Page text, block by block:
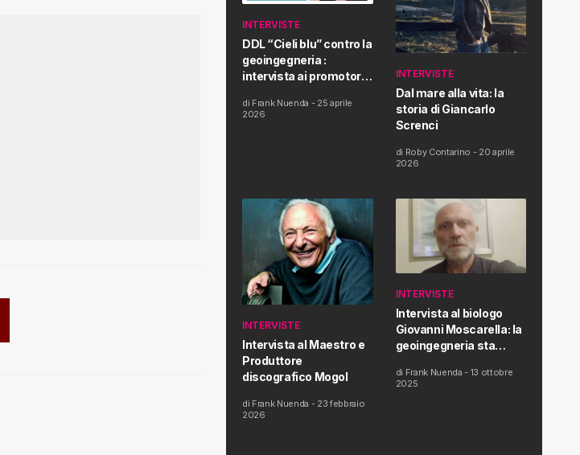
INTERVISTE
DDL “Cieli blu” contro la
geoingegneria :
intervista ai promotori
Proposta di Legge
di Frank Nuenda - 25 aprile
2026
INTERVISTE
Dal mare alla vita: la
storia di Giancarlo
Screnci
di Roby Contarino - 20 aprile
2026
INTERVISTE
Intervista al Maestro e
Produttore
discografico Mogol
di Frank Nuenda - 23 febbraio
2026
INTERVISTE
Intervista al biologo
Giovanni Moscarella: la
geoingegneria sta
salute dell’uomo
di Frank Nuenda - 13 ottobre
2025